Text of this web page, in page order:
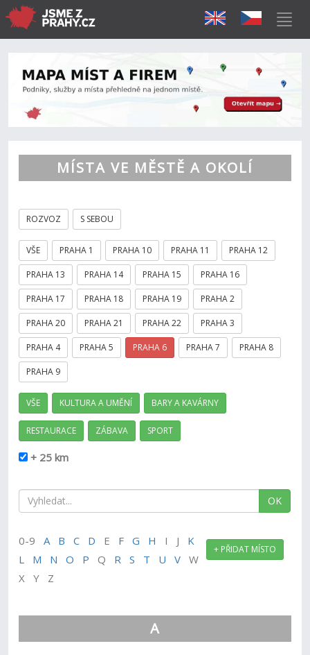
MÍSTA VE MĚSTĚ A OKOLÍ
ROZVOZ S SEBOU
VŠE PRAHA 1 PRAHA 10 PRAHA 11 PRAHA 12
PRAHA 13 PRAHA 14 PRAHA 15 PRAHA 16
PRAHA 17 PRAHA 18 PRAHA 19 PRAHA 2
PRAHA 20 PRAHA 21 PRAHA 22 PRAHA 3
PRAHA 4 PRAHA 5 PRAHA 6 PRAHA 7 PRAHA 8
PRAHA 9
VŠE KULTURA A UMĚNÍ BARY A KAVÁRNY
RESTAURACE ZÁBAVA SPORT
+ 25 km
OK
+ PŘIDAT MÍSTO
0-9A B C D E F G H I J K
L
M N O P Q R S T U V W
X Y Z
A